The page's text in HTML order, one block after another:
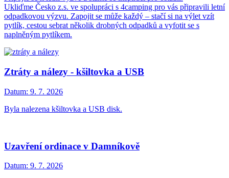
Ukliďme Česko z.s. ve spolupráci s 4camping pro vás připravili letní
odpadkovou výzvu. Zapojit se může každý – stačí si na výlet vzít
pytlík, cestou sebrat několik drobných odpadků a vyfotit se s
naplněným pytlíkem.
Ztráty a nálezy - kšiltovka a USB
Datum: 9. 7. 2026
Byla nalezena kšiltovka a USB disk.
Uzavření ordinace v Damníkově
Datum: 9. 7. 2026